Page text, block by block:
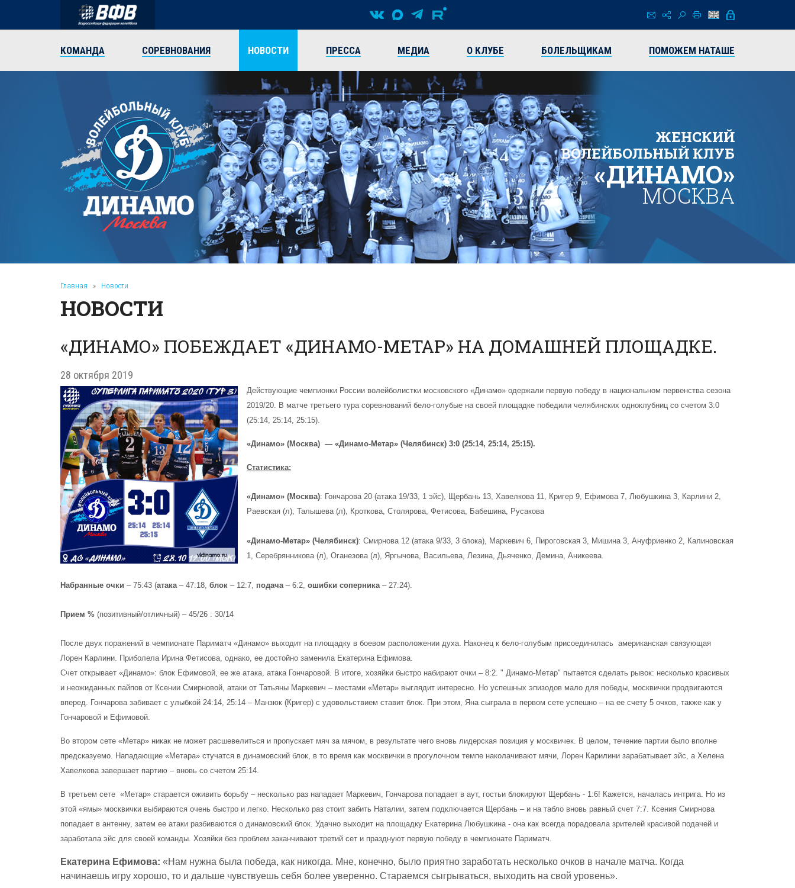
КОМАНДА СОРЕВНОВАНИЯ НОВОСТИ ПРЕССА МЕДИА О КЛУБЕ БОЛЕЛЬЩИКАМ ПОМОЖЕМ НАТАШЕ
ЖЕНСКИЙ
ВОЛЕЙБОЛЬНЫЙ КЛУБ
«ДИНАМО»
МОСКВА
Главная » Новости
НОВОСТИ
«ДИНАМО» ПОБЕЖДАЕТ «ДИНАМО-МЕТАР» НА ДОМАШНЕЙ ПЛОЩАДКЕ.
28 октября 2019
Действующие чемпионки России волейболистки московского «Динамо» одержали первую победу в национальном первенства сезона
2019/20. В матче третьего тура соревнований бело-голубые на своей площадке победили челябинских одноклубниц со счетом 3:0
(25:14, 25:14, 25:15).
«Динамо» (Москва) — «Динамо-Метар» (Челябинск) 3:0 (25:14, 25:14, 25:15).
Статистика:
«Динамо» (Москва): Гончарова 20 (атака 19/33, 1 эйс), Щербань 13, Хавелкова 11, Кригер 9, Ефимова 7, Любушкина 3, Карлини 2,
Раевская (л), Талышева (л), Кроткова, Столярова, Фетисова, Бабешина, Русакова
«Динамо-Метар» (Челябинск): Смирнова 12 (атака 9/33, 3 блока), Маркевич 6, Пироговская 3, Мишина 3, Ануфриенко 2, Калиновская
1, Серебрянникова (л), Оганезова (л), Яргычова, Васильева, Лезина, Дьяченко, Демина, Аникеева.
Набранные очки – 75:43 (атака – 47:18, блок – 12:7, подача – 6:2, ошибки соперника– 27:24).
Прием % (позитивный/отличный) – 45/26 : 30/14
После двух поражений в чемпионате Париматч «Динамо» выходит на площадку в боевом расположении духа. Наконец к бело-голубым присоединилась американская связующая
Лорен Карлини. Приболела Ирина Фетисова, однако, ее достойно заменила Екатерина Ефимова.
Счет открывает «Динамо»: блок Ефимовой, ее же атака, атака Гончаровой. В итоге, хозяйки быстро набирают очки – 8:2. " Динамо-Метар" пытается сделать рывок: несколько красивых
и неожиданных пайпов от Ксении Смирновой, атаки от Татьяны Маркевич – местами «Метар» выглядит интересно. Но успешных эпизодов мало для победы, москвички продвигаются
вперед. Гончарова забивает с улыбкой 24:14, 25:14 – Манзюк (Кригер) с удовольствием ставит блок. При этом, Яна сыграла в первом сете успешно – на ее счету 5 очков, также как у
Гончаровой и Ефимовой.
Во втором сете «Метар» никак не может расшевелиться и пропускает мяч за мячом, в результате чего вновь лидерская позиция у москвичек. В целом, течение партии было вполне
предсказуемо. Нападающие «Метара» стучатся в динамовский блок, в то время как москвички в прогулочном темпе наколачивают мячи, Лорен Карилини зарабатывает эйс, а Хелена
Хавелкова завершает партию – вновь со счетом 25:14.
В третьем сете «Метар» старается оживить борьбу – несколько раз нападает Маркевич, Гончарова попадает в аут, гостьи блокируют Щербань - 1:6! Кажется, началась интрига. Но из
этой «ямы» москвички выбираются очень быстро и легко. Несколько раз стоит забить Наталии, затем подключается Щербань – и на табло вновь равный счет 7:7. Ксения Смирнова
попадает в антенну, затем ее атаки разбиваются о динамовский блок. Удачно выходит на площадку Екатерина Любушкина - она как всегда порадовала зрителей красивой подачей и
заработала эйс для своей команды. Хозяйки без проблем заканчивают третий сет и празднуют первую победу в чемпионате Париматч.
Екатерина Ефимова: «Нам нужна была победа, как никогда. Мне, конечно, было приятно заработать несколько очков в начале матча. Когда
начинаешь игру хорошо, то и дальше чувствуешь себя более уверенно. Стараемся сыгрываться, выходить на свой уровень».